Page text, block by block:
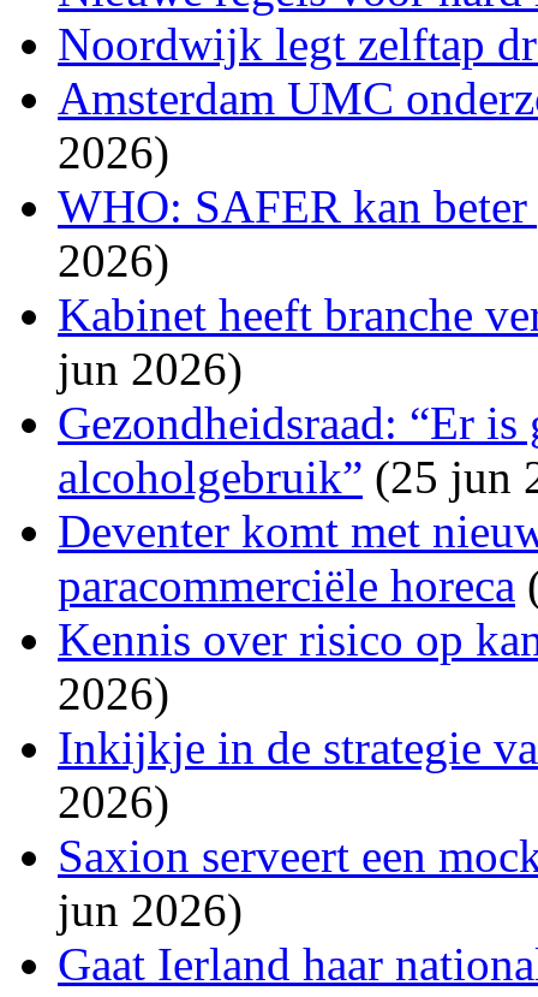
Noordwijk legt zelftap
Amsterdam UMC
2026)
WHO: SAFER kan
2026)
Kabinet heeft branche
jun 2026)
Gezondheidsraad: “Er
alcoholgebruik” (25 jun
Deventer komt met
paracommerciële horeca
Kennis over risico op
2026)
Inkijkje in de strategie
2026)
Saxion serveert een
jun 2026)
Gaat Ierland haar